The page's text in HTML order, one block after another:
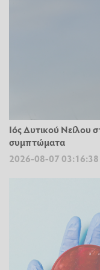
Ιός Δυτικού Νείλου
συμπτώματα
2026-08-07 03:16:38